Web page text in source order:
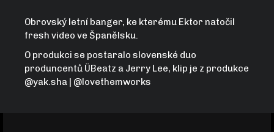
Obrovský letní banger, ke kterému Ektor natočil
fresh video ve Španělsku.
O produkci se postaralo slovenské duo
produncentů ÜBeatz a Jerry Lee, klip je z produkce
@yak.sha | @lovethemworks